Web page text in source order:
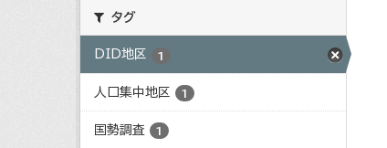
タグ
DID地区 1
人口集中地区 1
国勢調査 1